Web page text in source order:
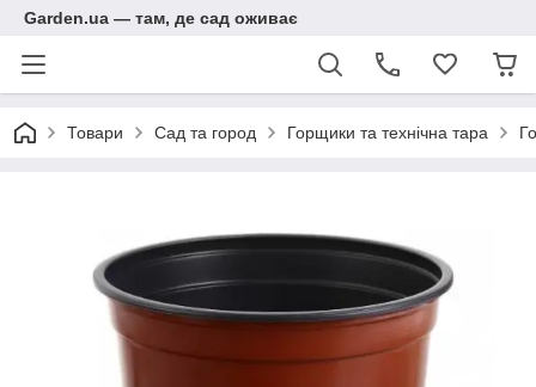
Garden.ua — там, де сад оживає
Товари Сад та город Горщики та технічна тара